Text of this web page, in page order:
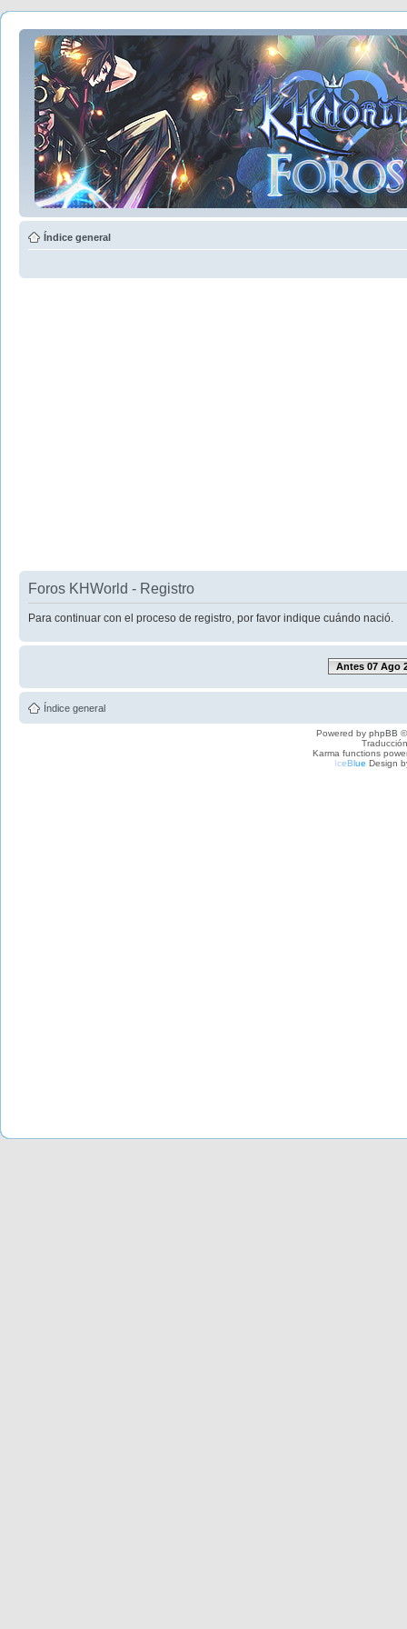
Índice general
Foros KHWorld - Registro
Para continuar con el proceso de registro, por favor indique cuándo nació.
Antes 07 Ago
Índice general
Powered by phpBB
Karma functions
IceBlue Design